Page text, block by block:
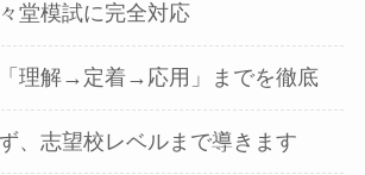
堂模試に完全対応
理解→定着→応用」までを徹底
、志望校レベルまで導きます